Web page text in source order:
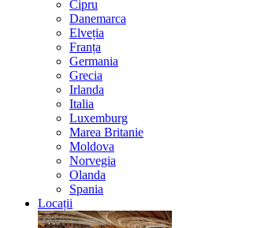
Cipru
Danemarca
Elveția
Franța
Germania
Grecia
Irlanda
Italia
Luxemburg
Marea Britanie
Moldova
Norvegia
Olanda
Spania
Locații